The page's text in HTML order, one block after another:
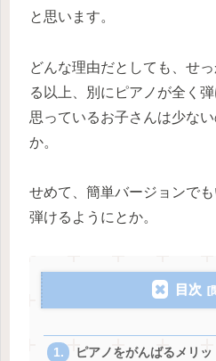
と思います。
どんな理由だとしても、せ
る以上、別にピアノが全く
思っているお子さんは少な
か。
せめて、簡単バージョンで
弾けるようにとか。
目次
ピアノをがんばるメリッ